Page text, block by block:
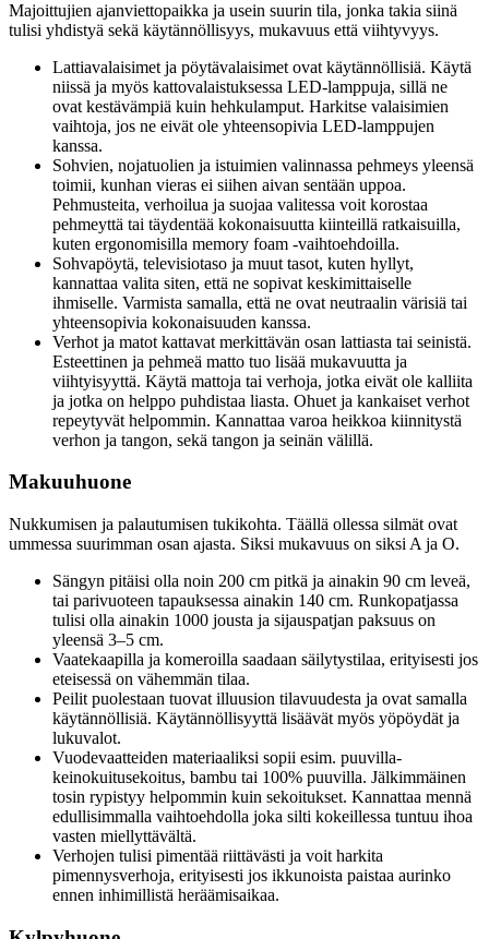
Majoittujien ajanviettopaikka ja usein suurin tila, jonka takia siinä
tulisi yhdistyä sekä käytännöllisyys, mukavuus että viihtyvyys.
Lattiavalaisimet ja pöytävalaisimet ovat käytännöllisiä. Käytä
niissä ja myös kattovalaistuksessa LED-lamppuja, sillä ne
ovat kestävämpiä kuin hehkulamput. Harkitse valaisimien
vaihtoja, jos ne eivät ole yhteensopivia LED-lamppujen
kanssa.
Sohvien, nojatuolien ja istuimien valinnassa pehmeys yleensä
toimii, kunhan vieras ei siihen aivan sentään uppoa.
Pehmusteita, verhoilua ja suojaa valitessa voit korostaa
pehmeyttä tai täydentää kokonaisuutta kiinteillä ratkaisuilla,
kuten ergonomisilla memory foam -vaihtoehdoilla.
Sohvapöytä, televisiotaso ja muut tasot, kuten hyllyt,
kannattaa valita siten, että ne sopivat keskimittaiselle
ihmiselle. Varmista samalla, että ne ovat neutraalin värisiä tai
yhteensopivia kokonaisuuden kanssa.
Verhot ja matot kattavat merkittävän osan lattiasta tai seinistä.
Esteettinen ja pehmeä matto tuo lisää mukavuutta ja
viihtyisyyttä. Käytä mattoja tai verhoja, jotka eivät ole kalliita
ja jotka on helppo puhdistaa liasta. Ohuet ja kankaiset verhot
repeytyvät helpommin. Kannattaa varoa heikkoa kiinnitystä
verhon ja tangon, sekä tangon ja seinän välillä.
Makuuhuone
Nukkumisen ja palautumisen tukikohta. Täällä ollessa silmät ovat
ummessa suurimman osan ajasta. Siksi mukavuus on siksi A ja O.
Sängyn pitäisi olla noin 200 cm pitkä ja ainakin 90 cm leveä,
tai parivuoteen tapauksessa ainakin 140 cm. Runkopatjassa
tulisi olla ainakin 1000 jousta ja sijauspatjan paksuus on
yleensä 3–5 cm.
Vaatekaapilla ja komeroilla saadaan säilytystilaa, erityisesti jos
eteisessä on vähemmän tilaa.
Peilit puolestaan tuovat illuusion tilavuudesta ja ovat samalla
käytännöllisiä. Käytännöllisyyttä lisäävät myös yöpöydät ja
lukuvalot.
Vuodevaatteiden materiaaliksi sopii esim. puuvilla-
keinokuitusekoitus, bambu tai 100% puuvilla. Jälkimmäinen
tosin rypistyy helpommin kuin sekoitukset. Kannattaa mennä
edullisimmalla vaihtoehdolla joka silti kokeillessa tuntuu ihoa
vasten miellyttävältä.
Verhojen tulisi pimentää riittävästi ja voit harkita
pimennysverhoja, erityisesti jos ikkunoista paistaa aurinko
ennen inhimillistä heräämisaikaa.